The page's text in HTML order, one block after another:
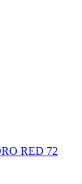
RED 72